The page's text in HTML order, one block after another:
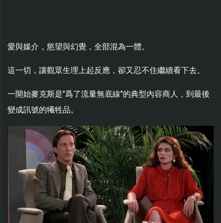
愛與媒介，慾望與幻覺，全部混為一體。
這一切，讓觀眾生理上起反應，卻又忍不住繼續看下去。
一開始麥克斯是"爲了流量無底線"的典型內容商人，到最後
變成訊號的犧牲品。